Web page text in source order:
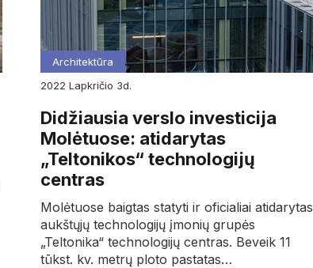
Architektūra
2022
lapkričio 3d.
Didžiausia verslo investicija
Molėtuose: atidarytas
„Teltonikos“ technologijų
centras
Molėtuose baigtas statyti ir oficialiai atidarytas
aukštųjų technologijų įmonių grupės
„Teltonika“ technologijų centras. Beveik 11
tūkst. kv. metrų ploto pastatas…